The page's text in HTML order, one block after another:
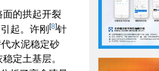
面的拱起开裂
起。许刚 [8]针
水泥稳定砂
定土基层。